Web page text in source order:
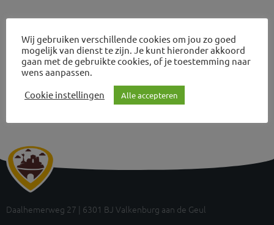
Ruinenbewertungen und Höhlentouren
Daalhemerweg 27 | 6301 BJ Valkenburg aan de Geul
Wij gebruiken verschillende cookies om jou zo goed
mogelijk van dienst te zijn. Je kunt hieronder akkoord
gaan met de gebruikte cookies, of je toestemming naar
wens aanpassen.
Cookie instellingen
Alle accepteren